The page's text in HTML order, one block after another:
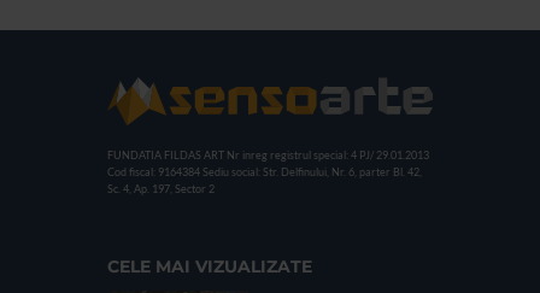
FUNDATIA FILDAS ART Nr inreg registrul special: 4 PJ/ 29.01.2013
Cod fiscal: 9164384 Sediu social: Str. Delfinului, Nr. 6, parter Bl. 42,
Sc. 4, Ap. 197, Sector 2
CELE MAI VIZUALIZATE